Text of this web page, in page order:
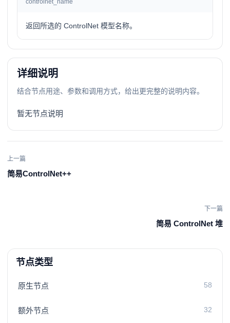
controlnet_name
返回所选的 ControlNet 模型名称。
详细说明
结合节点用途、参数和调用方式，给出更完整的说明内容。
暂无节点说明
上一篇
简易ControlNet++
下一篇
简易 ControlNet 堆
节点类型
原生节点 58
额外节点 32